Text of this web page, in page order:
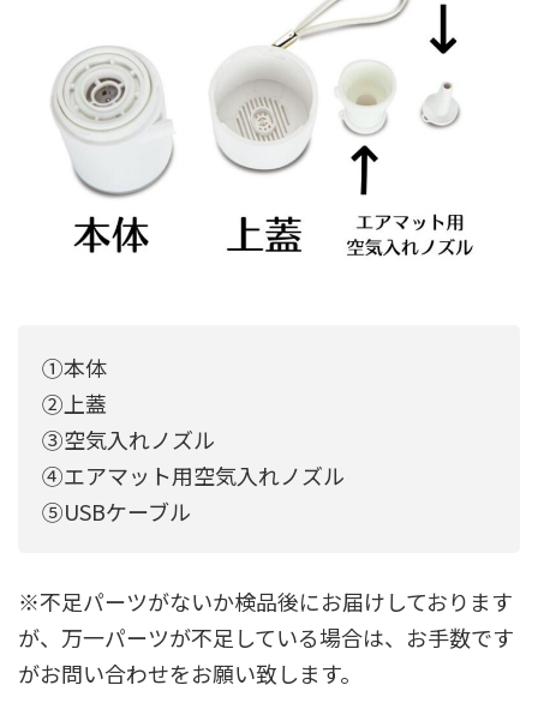
①本体
②上蓋
③空気入れノズル
④エアマット用空気入れノズル
⑤USBケーブル
※不足パーツがないか検品後にお届けしております
が、万一パーツが不足している場合は、お手数です
がお問い合わせをお願い致します。